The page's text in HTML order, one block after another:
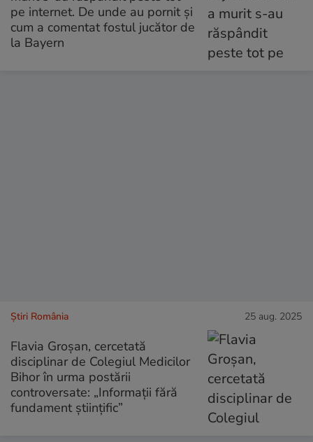
pe internet. De unde au pornit și
cum a comentat fostul jucător de
la Bayern
Știri România 25 aug. 2025
Flavia Groșan, cercetată
disciplinar de Colegiul Medicilor
Bihor în urma postării
controversate: „Informaţii fără
fundament ştiinţific”